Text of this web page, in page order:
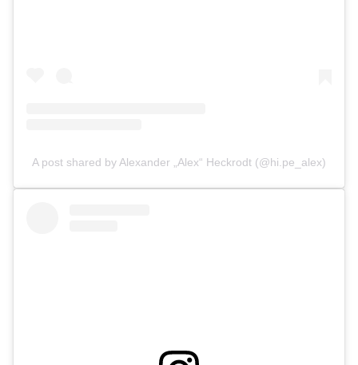
A post shared by Alexander „Alex“ Heckrodt (@hi.pe_alex)